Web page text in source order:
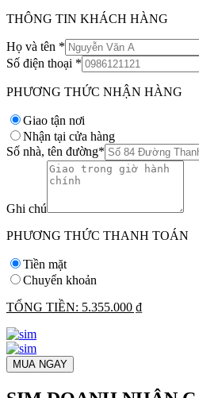
THÔNG TIN KHÁCH HÀNG
Họ và tên *
Số điện thoại *
PHƯƠNG THỨC NHẬN HÀNG
Giao tận nơi
Nhận tại cửa hàng
Số nhà, tên đường*
Ghi chú
PHƯƠNG THỨC THANH TOÁN
Tiền mặt
Chuyển khoản
TỔNG TIỀN: 5.355.000 ₫
MUA NGAY